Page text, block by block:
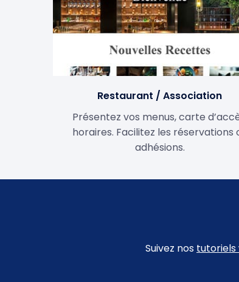
Restaurant / Association
Présentez vos menus, carte
horaires. Facilitez les réservations
adhésions.
Suivez nos tutoriels